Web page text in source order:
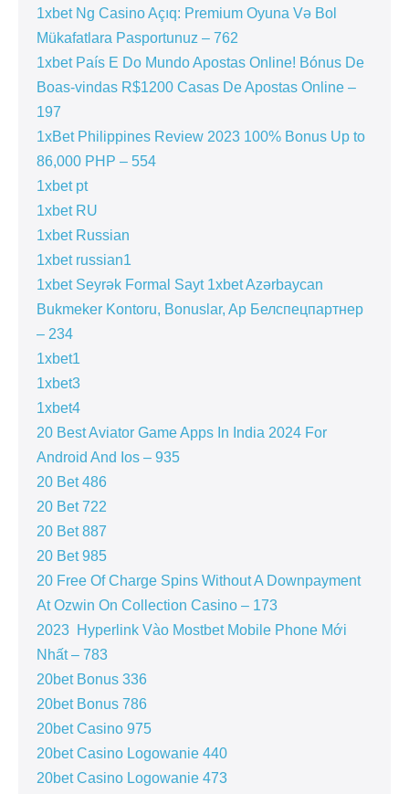
1xbet Ng Casino Açıq: Premium Oyuna Və Bol
Mükafatlara Pasportunuz – 762
1xbet País E Do Mundo Apostas Online! Bónus De
Boas-vindas R$1200 Casas De Apostas Online –
197
1xBet Philippines Review 2023 100% Bonus Up to
86,000 PHP – 554
1xbet pt
1xbet RU
1xbet Russian
1xbet russian1
1xbet Seyrək Formal Sayt 1xbet Azərbaycan
Bukmeker Kontoru, Bonuslar, Ap Белспецпартнер
– 234
1xbet1
1xbet3
1xbet4
20 Best Aviator Game Apps In India 2024 For
Android And Ios – 935
20 Bet 486
20 Bet 722
20 Bet 887
20 Bet 985
20 Free Of Charge Spins Without A Downpayment
At Ozwin On Collection Casino – 173
2023 ️ Hyperlink Vào Mostbet Mobile Phone Mới
Nhất – 783
20bet Bonus 336
20bet Bonus 786
20bet Casino 975
20bet Casino Logowanie 440
20bet Casino Logowanie 473